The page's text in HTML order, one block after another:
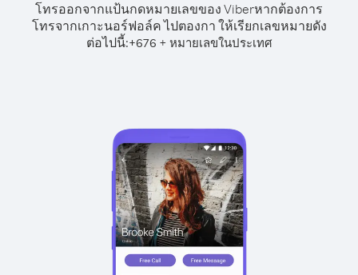
โทรออกจากแป้นกดหมายเลขของ Viberหากต้องการ
โทรจากเกาะนอร์ฟอล์ค ไปตองกา ให้เรียกเลขหมายดัง
ต่อไปนี้:+676 + หมายเลขในประเทศ